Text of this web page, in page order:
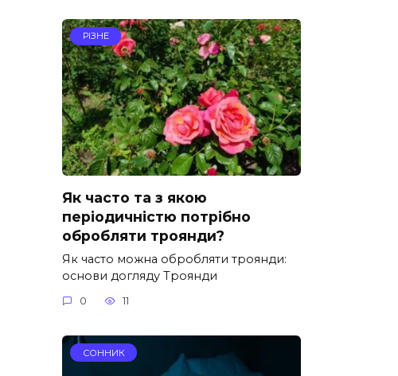
РІЗНЕ
Як часто та з якою
періодичністю потрібно
обробляти троянди?
Як часто можна обробляти троянди:
основи догляду Троянди
0 11
СОННИК